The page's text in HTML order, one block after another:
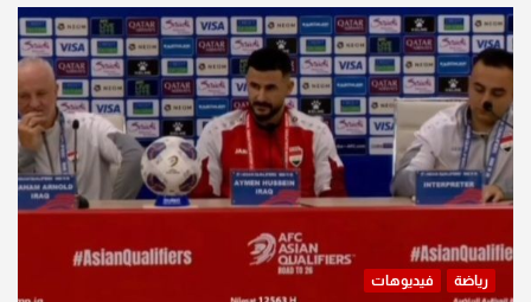
رياضة فيديوهات